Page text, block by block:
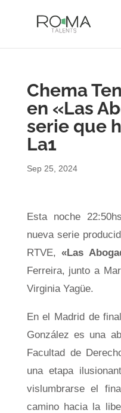
Chema
en «Las
serie que
La1
Sep 25, 2024
Esta noche
nueva serie
RTVE,«Las
Ferreira, junto a
Virginia Yagüe.
En el Madrid de
González es una
Facultad de
una etapa
vislumbrarse el
camino hacia la